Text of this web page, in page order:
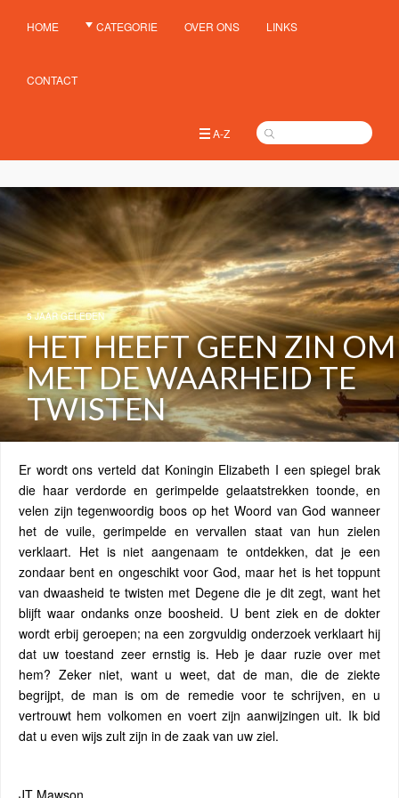
HOME CATEGORIE OVER ONS LINKS
CONTACT
A-Z
5 JAAR GELEDEN
HET HEEFT GEEN ZIN OM
MET DE WAARHEID TE
TWISTEN
Er wordt ons verteld dat Koningin Elizabeth I een spiegel brak
die haar verdorde en gerimpelde gelaatstrekken toonde, en
velen zijn tegenwoordig boos op het Woord van God wanneer
het de vuile, gerimpelde en vervallen staat van hun zielen
verklaart. Het is niet aangenaam te ontdekken, dat je een
zondaar bent en ongeschikt voor God, maar het is het toppunt
van dwaasheid te twisten met Degene die je dit zegt, want het
blijft waar ondanks onze boosheid. U bent ziek en de dokter
wordt erbij geroepen; na een zorgvuldig onderzoek verklaart hij
dat uw toestand zeer ernstig is. Heb je daar ruzie over met
hem? Zeker niet, want u weet, dat de man, die de ziekte
begrijpt, de man is om de remedie voor te schrijven, en u
vertrouwt hem volkomen en voert zijn aanwijzingen uit. Ik bid
dat u even wijs zult zijn in de zaak van uw ziel.
JT Mawson